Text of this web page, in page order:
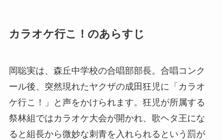
カラオケ行こ！のあらすじ
岡聡実は、森丘中学校の合唱部部長。合唱コンク
ール後、突然現れたヤクザの成田狂児に「カラオ
ケ行こ！」と声をかけられます。狂児が所属する
祭林組ではカラオケ大会が開かれ、歌ヘタ王にな
ると組長から微妙な刺青を入れられるという罰が